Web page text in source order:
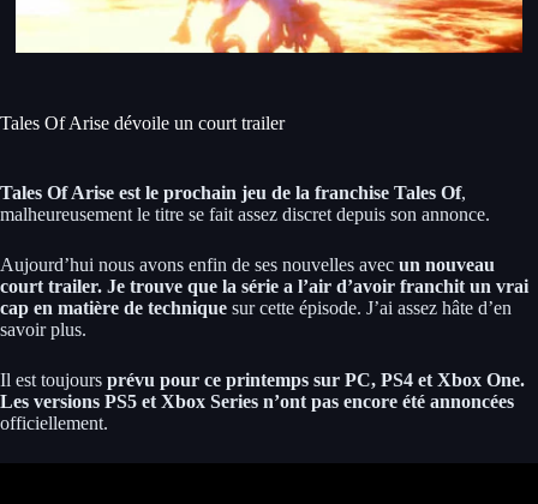
Tales Of Arise dévoile un court trailer
Tales Of Arise est le prochain jeu de la franchise Tales Of,
malheureusement le titre se fait assez discret depuis son annonce.
Aujourd’hui nous avons enfin de ses nouvelles avec un nouveau
court trailer. Je trouve que la série a l’air d’avoir franchit un vrai
cap en matière de technique sur cette épisode. J’ai assez hâte d’en
savoir plus.
Il est toujours prévu pour ce printemps sur PC, PS4 et Xbox One.
Les versions PS5 et Xbox Series n’ont pas encore été annoncées
officiellement.